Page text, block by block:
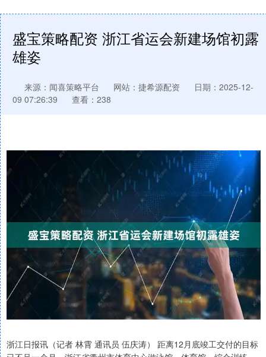
盛宝策略配资 浙江省运会新建场馆初露
雄姿
来源：闻喜策略平台 网站：捷希源配资
日期：2025-12-
09 07:26:39
查看：238
浙江日报讯（记者 林霄 通讯员 伍庆涛） 距离12月底竣工交付的目标